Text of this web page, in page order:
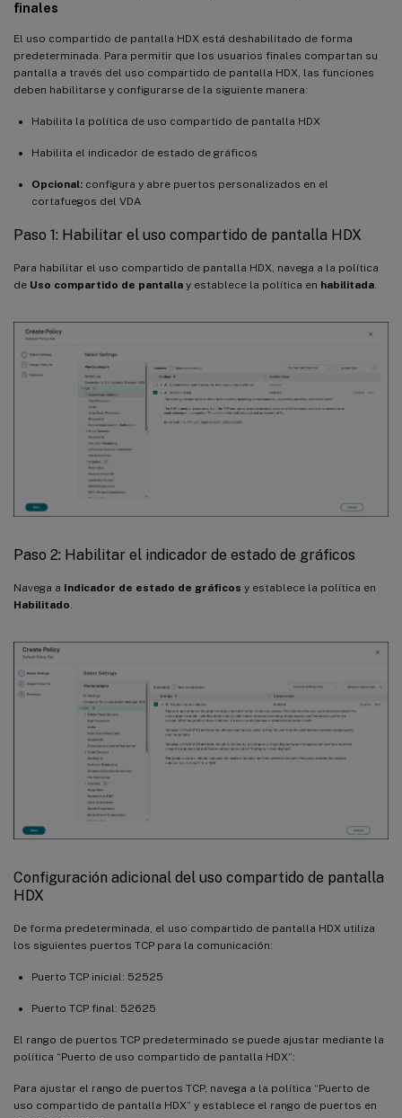
finales
El uso compartido de pantalla HDX está deshabilitado de forma
predeterminada. Para permitir que los usuarios finales compartan su
pantalla a través del uso compartido de pantalla HDX, las funciones
deben habilitarse y configurarse de la siguiente manera:
Habilita la política de uso compartido de pantalla HDX
Habilita el indicador de estado de gráficos
Opcional: configura y abre puertos personalizados en el
cortafuegos del VDA
Paso 1: Habilitar el uso compartido de pantalla HDX
Para habilitar el uso compartido de pantalla HDX, navega a la política
de Uso compartido de pantalla y establece la política en habilitada
Paso 2: Habilitar el indicador de estado de gráficos
Navega a Indicador de estado de gráficos y establece la política en
Habilitado
Configuración adicional del uso compartido de pantalla
HDX
De forma predeterminada, el uso compartido de pantalla HDX utiliza
los siguientes puertos TCP para la comunicación:
Puerto TCP inicial: 52525
Puerto TCP final: 52625
El rango de puertos TCP predeterminado se puede ajustar mediante la
política “Puerto de uso compartido de pantalla HDX”:
Para ajustar el rango de puertos TCP, navega a la política “Puerto de
uso compartido de pantalla HDX” y establece el rango de puertos en